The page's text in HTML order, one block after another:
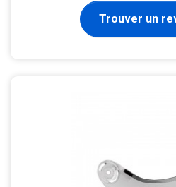
Trouver un